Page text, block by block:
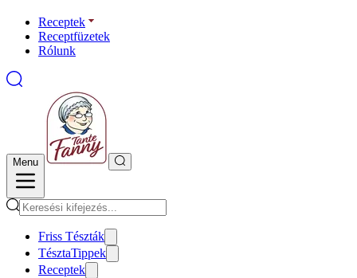
Receptek
Receptfüzetek
Rólunk
Menu
Friss Tészták
TésztaTippek
Receptek